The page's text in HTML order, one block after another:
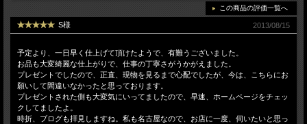
この商品の評価一覧へ
S様 2013/08/15
予定より、一日早く仕上げて頂けたようで、有難うございました。
お品も大変綺麗な仕上がりで、仕事の丁寧さがうかがえました。
プレゼントでしたので、正直、現物を見るまで心配でしたが、今は、こちらにお
願いして間違いなかったと思っております。
プレゼントされた側も大変気にいってましたので、早速、ホームページをチェッ
クしてましたよ。
時折、ブログも拝見しますね。私も名古屋なので、お店に一度、伺いたいと思っ